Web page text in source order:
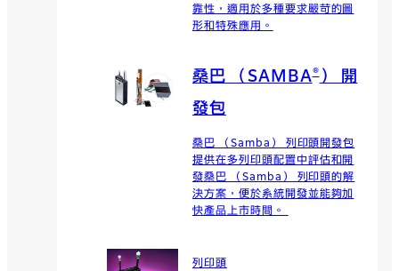
靠性，適用於多種要求嚴苛的圖
形和特殊應用。
桑巴 （SAMBA®） 開
發包
桑巴 （Samba） 列印頭開發包
提供在多列印頭配置中評估和開
發桑巴 （Samba） 列印頭的解
決方案，便於系統開發並能夠加
快產品上市時間。
列印頭